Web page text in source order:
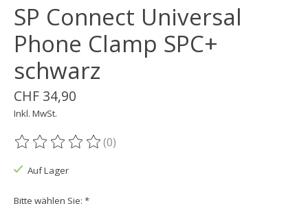
SP Connect Universal
Phone Clamp SPC+
schwarz
CHF 34,90
Inkl. MwSt.
Die Bewertung dieses Produkts ist
(0)
Auf Lager
Bitte wählen Sie: *